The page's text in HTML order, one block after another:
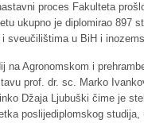
proces Fakulteta
ukupno je diplomirao
sveučilištima u BiH i
na Agronomskom i
prof. dr. sc. Marko
Džaja Ljubuški čime je
poslijediplomskog